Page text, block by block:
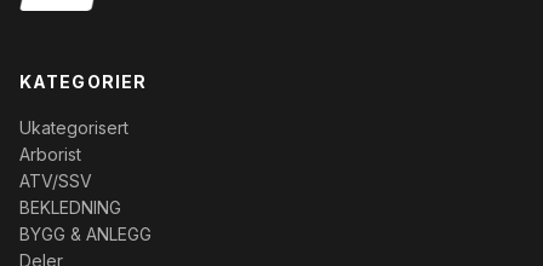
KATEGORIER
Ukategorisert
Arborist
ATV/SSV
BEKLEDNING
BYGG & ANLEGG
Deler